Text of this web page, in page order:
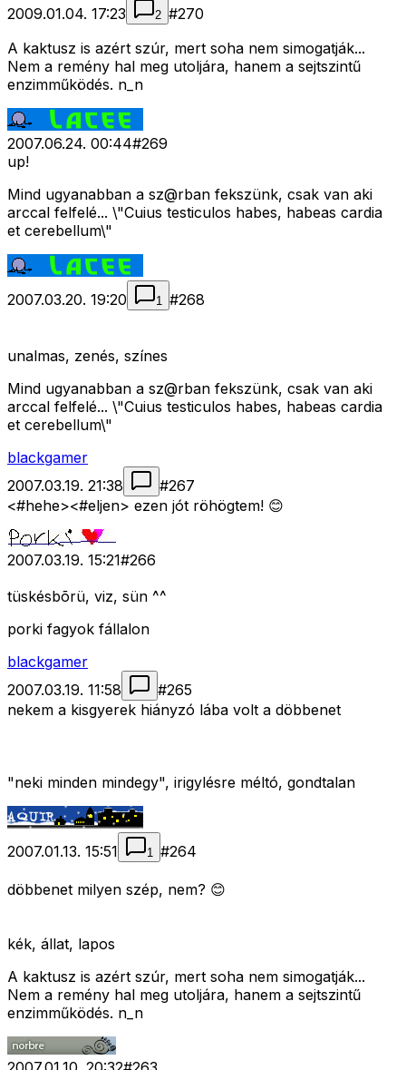
2009.01.04. 17:23 2 #270
A kaktusz is azért szúr, mert soha nem simogatják...
Nem a remény hal meg utoljára, hanem a sejtszintű
enzimműködés. n_n
2007.06.24. 00:44#269
up!
Mind ugyanabban a sz@rban fekszünk, csak van aki
arccal felfelé... \"Cuius testiculos habes, habeas cardia
et cerebellum\"
2007.03.20. 19:20 1 #268
unalmas, zenés, színes
Mind ugyanabban a sz@rban fekszünk, csak van aki
arccal felfelé... \"Cuius testiculos habes, habeas cardia
et cerebellum\"
blackgamer
2007.03.19. 21:38
#267
<#hehe><#eljen> ezen jót röhögtem! 😊
2007.03.19. 15:21#266
tüskésbõrü, viz, sün ^^
porki fagyok fállalon
blackgamer
2007.03.19. 11:58
#265
nekem a kisgyerek hiányzó lába volt a döbbenet
"neki minden mindegy", irigylésre méltó, gondtalan
2007.01.13. 15:51 1 #264
döbbenet milyen szép, nem? 😊
kék, állat, lapos
A kaktusz is azért szúr, mert soha nem simogatják...
Nem a remény hal meg utoljára, hanem a sejtszintű
enzimműködés. n_n